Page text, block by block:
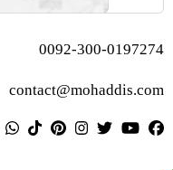
0092-300-0197274
contact@mohaddis.com